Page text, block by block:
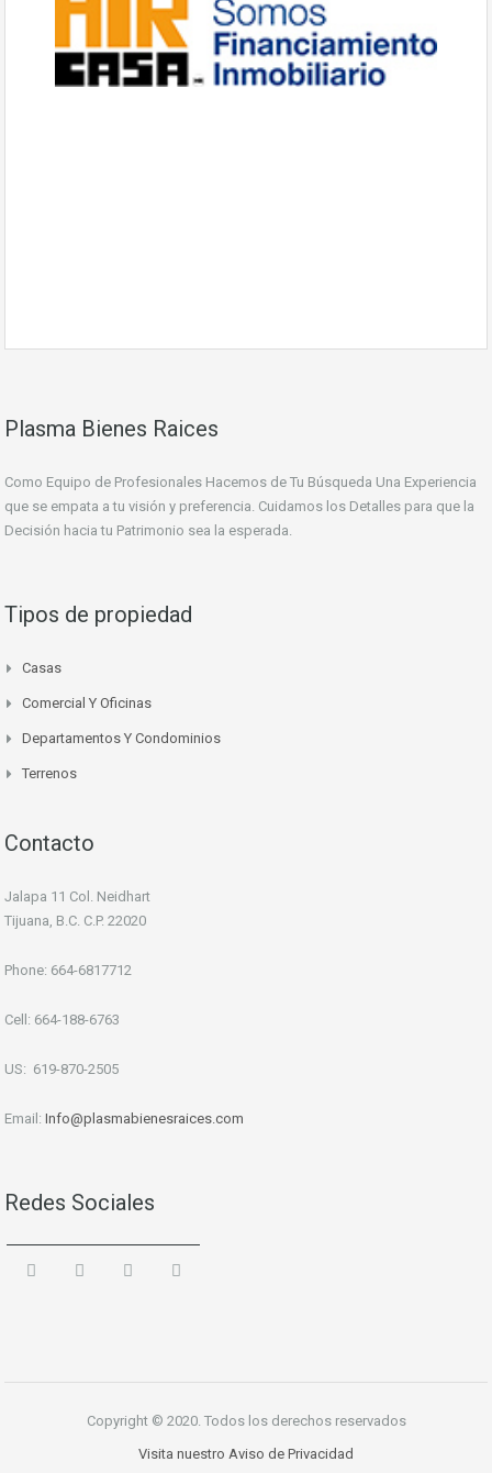
Plasma Bienes Raices
Como Equipo de Profesionales Hacemos de Tu Búsqueda Una Experiencia
que se empata a tu visión y preferencia. Cuidamos los Detalles para que la
Decisión hacia tu Patrimonio sea la esperada.
Tipos de propiedad
Casas
Comercial Y Oficinas
Departamentos Y Condominios
Terrenos
Contacto
Jalapa 11 Col. Neidhart
Tijuana, B.C. C.P. 22020
Phone: 664-6817712
Cell: 664-188-6763
US: 619-870-2505
Email: Info@plasmabienesraices.com
Redes Sociales
Copyright © 2020. Todos los derechos reservados
Visita nuestro Aviso de Privacidad